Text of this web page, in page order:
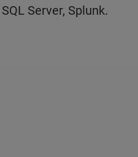
Server, Splunk.